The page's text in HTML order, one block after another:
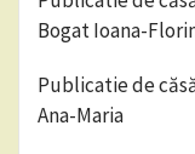
Bogat Ioana-
Publicatie de
Ana-Maria